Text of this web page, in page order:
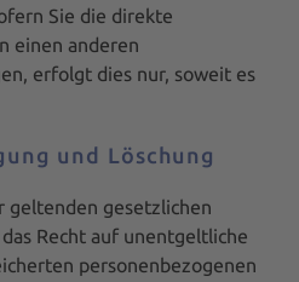
Sie die direkte
einen anderen
erfolgt dies nur, soweit es
und Löschung
geltenden gesetzlichen
Recht auf unentgeltliche
personenbezogenen